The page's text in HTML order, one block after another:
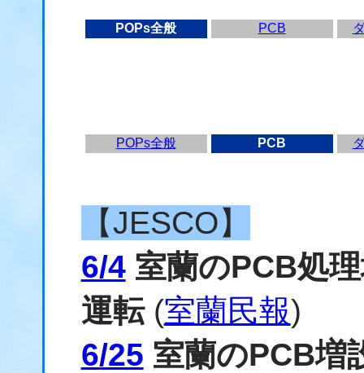
POPs全般 PCB
POPs全般 PCB
【JESCO】
6/4室蘭のPCB処
運転(室蘭民報)
6/25 室蘭のPCB増